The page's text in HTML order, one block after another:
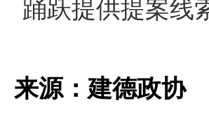
踊跃提供提案线
来源：建德政